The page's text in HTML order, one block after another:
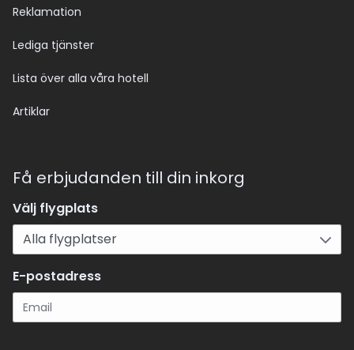
Reklamation
Lediga tjänster
Lista över alla våra hotell
Artiklar
Få erbjudanden till din inkorg
Välj flygplats
E-postadress